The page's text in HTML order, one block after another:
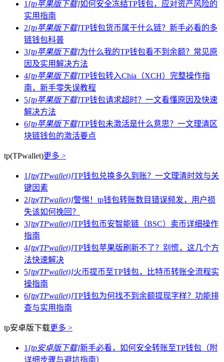
1 [tp苹果版下载]如何安全冻结TP钱包，应对资产风险的
实用指南
2[tp苹果版下载]TP钱包货币属于什么链？新手必看的多
链钱包科普
3[tp苹果版下载]为什么我的TP钱包看不到余额？常见原
因及实用解决方法
4[tp苹果版下载]TP钱包转入Chia（XCH）完整操作指
南，新手零失误教程
5[tp苹果版下载]TP钱包请求超时？一文看懂原因及快速
解决方法
6[tp苹果版下载]TP钱包未激活是什么意思？一文理清区
块链钱包的激活要点
tp(TPwallet)更多 >
1 [tp(TPwallet)]TP钱包兑换多久到账？一文理清时效与关
键因素
2[tp(TPwallet)]警惕！tp钱包转账数目错误频发，用户损
失该如何挽回？
3[tp(TPwallet)]TP钱包币安智能链（BSC）卖币详细操作
指南
4[tp(TPwallet)]TP钱包苹果版刷新不了？别慌，这几个方
法快速解决
5[tp(TPwallet)]火币提币至TP钱包，比特币转账全流程实
操指南
6[tp(TPwallet)]TP钱包为何找不到余额提现字样？功能排
查与实用指南
tp安卓版下载更多 >
1 [tp安卓版下载]新手必看，如何安全转账至TP钱包（附
详细步骤与避坑指南）